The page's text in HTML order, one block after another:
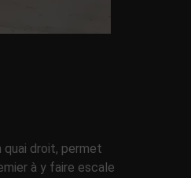
quai droit, permet
à y faire escale